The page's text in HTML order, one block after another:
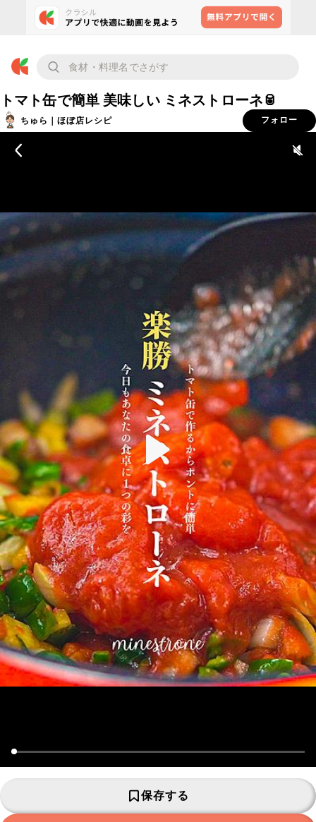
トマト缶で簡単 美味しい ミネストローネ🥫
ちゅら｜ほぼ店レシピ フォロー
保存する